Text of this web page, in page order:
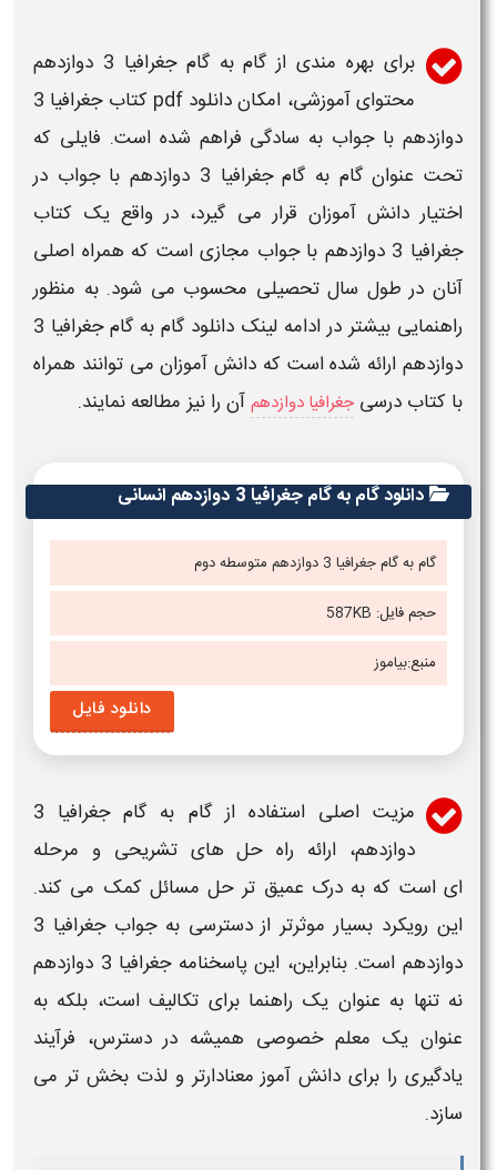
برای بهره مندی ازگام به گام جغرافیا 3 دوازدهم
محتوای آموزشی، امکاندانلود pdf کتاب
جغرافیا 3
دوازدهم با جواب به سادگی فراهم شده است. فایلی که
تحت عنوانگام به گام جغرافیا 3 دوازدهم با جواب
در
اختیار دانش آموزان قرار می گیرد، در واقع یک کتاب
جغرافیا 3 دوازدهم
باجواب مجازی است که همراه اصلی
آنان در طول سال تحصیلی محسوب می شود. به منظور
راهنمایی بیشتر در ادامه لینک
دانلود گام به گام جغرافیا 3
دوازدهم ارائه شده است که دانش آموزان می توانند همراه
با کتاب درسی جغرافیا دوازدهم آن را نیز مطالعه نمایند.
دانلود گام به گام جغرافیا3 دوازدهم انسانی
گام به گام جغرافیا 3 دوازدهم متوسطه دوم
حجم فایل: 587KB
منبع:بیاموز
دانلود فایل
مزیت اصلی استفاده از
گام به گام جغرافیا 3
دوازدهم، ارائه راه حل های تشریحی و مرحله
ای است که به درک عمیق تر حل مسائل کمک می کند.
این رویکرد بسیار موثرتر از دسترسی به
جواب جغرافیا 3
دوازدهم است. بنابراین، اینپاسخنامه جغرافیا 3 دوازدهم
نه تنها به عنوان یک راهنما برای تکالیف است، بلکه به
عنوان یک معلم خصوصی همیشه در دسترس، فرآیند
یادگیری را برای دانش آموز معنادارتر و لذت بخش تر می
سازد.